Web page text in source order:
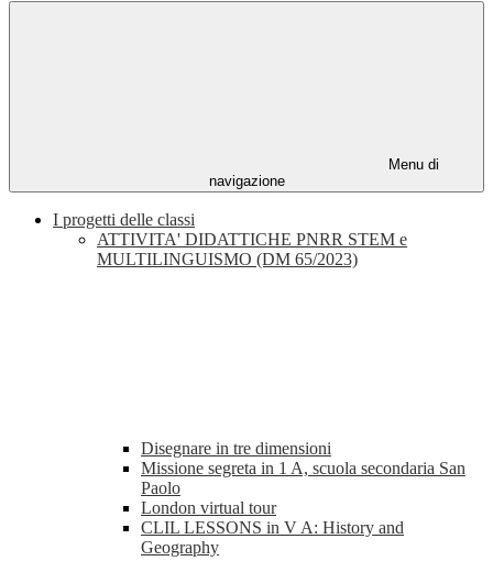
Menu di
navigazione
I progetti delle classi
ATTIVITA' DIDATTICHE PNRR STEM e
MULTILINGUISMO (DM 65/2023)
Disegnare in tre dimensioni
Missione segreta in 1 A, scuola secondaria San
Paolo
London virtual tour
CLIL LESSONS in V A: History and
Geography